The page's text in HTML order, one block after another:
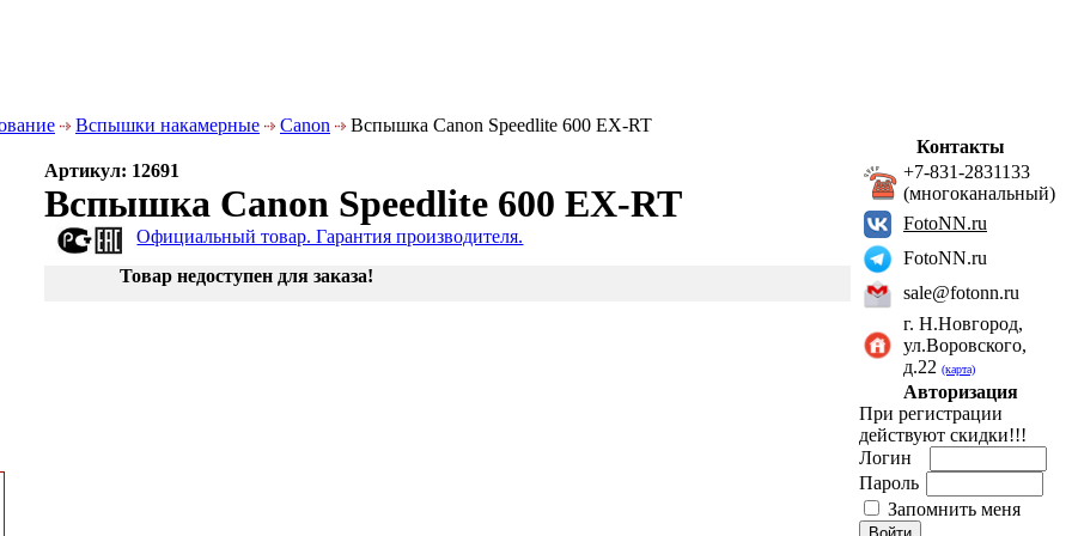
Вспышки накамерные Canon Вспышка Canon Speedlite 600 EX-RT
Артикул: 12691
Вспышка Canon Speedlite 600 EX-RT
Официальный товар. Гарантия производителя.
Товар недоступен для заказа!
Контакты
+7-831-2831133
(многоканальный)
FotoNN.ru
FotoNN.ru
sale@fotonn.ru
г. Н.Новгород,
ул.Воровского,
д.22 (карта)
Авторизация
При регистрации
действуют скидки!!!
Логин
Пароль
Запомнить меня